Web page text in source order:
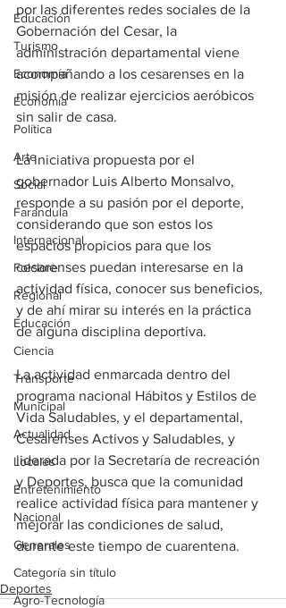
Educación
Turismo
Economía
Economía
Política
Arte
Social
Farandula
Internacional
Folclore
Regional
Educación
Ciencia
Transporte
Municipal
Actualidad
Locales
Entretenimiento
Nacional
Generales
Categoría sin título
Agro-Tecnología
por las diferentes redes sociales de la
Gobernación del Cesar, la
administración departamental viene
acompañando a los cesarenses en la
misión de realizar ejercicios aeróbicos
sin salir de casa.
La iniciativa propuesta por el
gobernador Luis Alberto Monsalvo,
responde a su pasión por el deporte,
considerando que son estos los
espacios propicios para que los
cesarenses puedan interesarse en la
actividad física, conocer sus beneficios,
y de ahí mirar su interés en la práctica
de alguna disciplina deportiva.
La actividad enmarcada dentro del
programa nacional Hábitos y Estilos de
Vida Saludables, y el departamental,
Cesarenses Activos y Saludables, y
liderada por la Secretaría de recreación
y Deportes, busca que la comunidad
realice actividad física para mantener y
mejorar las condiciones de salud,
durante este tiempo de cuarentena.
Deportes